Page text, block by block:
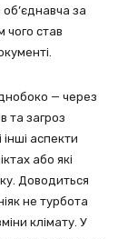
за
чого став
— через
та загроз
аспекти
або які
Доводиться
не турбота
клімату. У